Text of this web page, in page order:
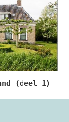
(deel 1)